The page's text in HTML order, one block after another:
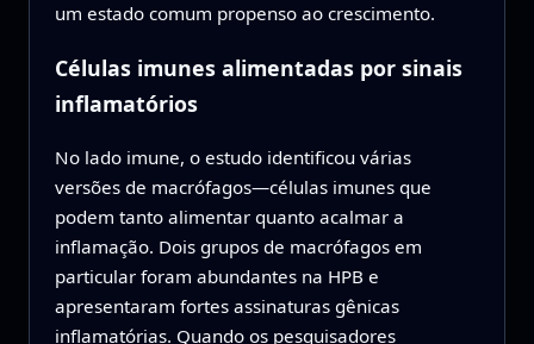
um estado comum propenso ao crescimento.
Células imunes alimentadas por sinais
inflamatórios
No lado imune, o estudo identificou várias
versões de macrófagos—células imunes que
podem tanto alimentar quanto acalmar a
inflamação. Dois grupos de macrófagos em
particular foram abundantes na HPB e
apresentaram fortes assinaturas gênicas
inflamatórias. Quando os pesquisadores